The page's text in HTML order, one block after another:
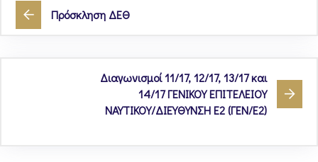
Πρόσκληση ΔΕΘ
Διαγωνισμοί 11/17, 12/17, 13/17 και
14/17 ΓΕΝΙΚΟΥ ΕΠΙΤΕΛΕΙΟΥ
ΝΑΥΤΙΚΟΥ/ΔΙΕΥΘΥΝΣΗ Ε2 (ΓΕΝ/Ε2)